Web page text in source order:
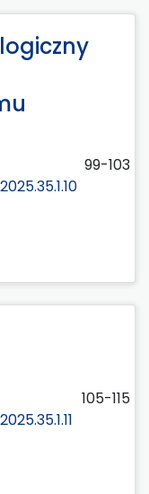
99-103
105-115